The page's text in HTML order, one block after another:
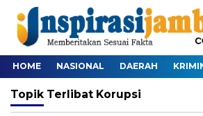
HOME NASIONAL DAERAH
Topik Terlibat Korupsi